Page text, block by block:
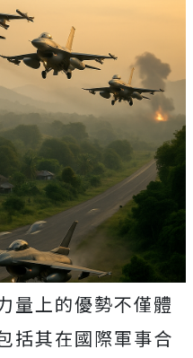
量上的優勢不僅體
括其在國際軍事合